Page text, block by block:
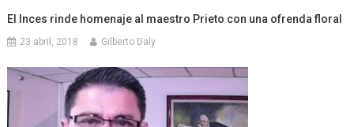
El Inces rinde homenaje al maestro Prieto con una ofrenda floral
23 abril, 2018 Gilberto Daly